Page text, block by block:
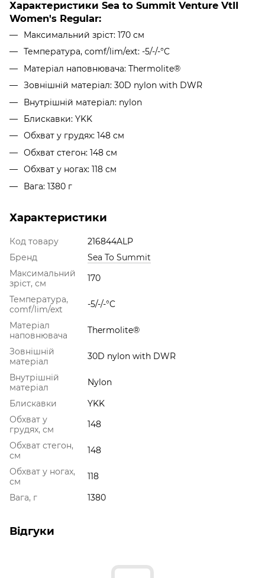
Характеристики Sea to Summit Venture VtII
Women's Regular:
Максимальний зріст: 170 см
Температура, comf/lim/ext: -5/-/-°C
Матеріал наповнювача: Thermolite®
Зовнішній матеріал: 30D nylon with DWR
Внутрішній матеріал: nylon
Блискавки: YKK
Обхват у грудях: 148 см
Обхват стегон: 148 см
Обхват у ногах: 118 см
Вага: 1380 г
Характеристики
Код товару
216844ALP
Бренд
Sea To Summit
Максимальний
зріст, см
170
Температура,
comf/lim/ext
-5/-/-°C
Матеріал
наповнювача
Thermolite®
Зовнішній
матеріал
30D nylon with DWR
Внутрішній
матеріал
Nylon
Блискавки
YKK
Обхват у
грудях, см
148
Обхват стегон,
см
148
Обхват у ногах,
см
118
Вага, г
1380
Відгуки